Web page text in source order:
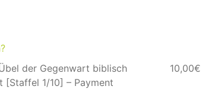
der Gegenwart biblisch
[Staffel 1/10] – Payment
10,00€